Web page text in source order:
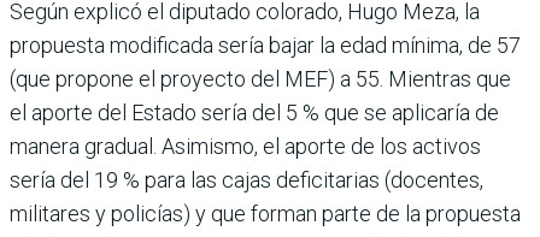
Según explicó el diputado colorado, Hugo Meza, la
propuesta modificada sería bajar la edad mínima, de 57
(que propone el proyecto del MEF) a 55. Mientras que
el aporte del Estado sería del 5 % que se aplicaría de
manera gradual. Asimismo, el aporte de los activos
sería del 19 % para las cajas deficitarias (docentes,
militares y poli­cías) y que forman parte de la propuesta